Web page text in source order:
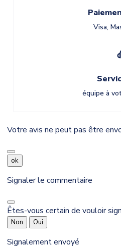
Visa,
équipe à
Votre avis ne peut pas être
ok
Signaler le commentaire
Êtes-vous certain de vouloir
Non Oui
Signalement envoyé